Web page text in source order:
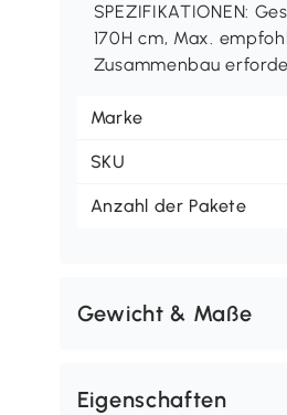
SPEZIFIKATIONEN:
170H cm, Max.
Zusammenbau
Marke
SKU
Anzahl der Pakete
Gewicht & Maße
Eigenschaften